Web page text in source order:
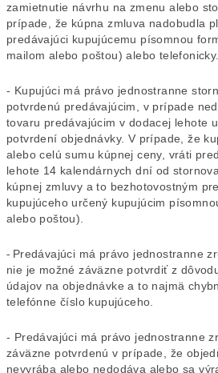
zamietnutie návrhu na zmenu alebo
prípade, že kúpna zmluva nadobudla
predávajúci kupujúcemu písomnou
mailom alebo poštou) alebo
- Kupujúci má právo jednostranne
potvrdenú predávajúcim, v prípade
tovaru predávajúcim v dodacej lehote
potvrdení objednávky. V prípade, že
alebo celú sumu kúpnej ceny, vráti
lehote 14 kalendárnych dní od
kúpnej zmluvy a to bezhotovostným
kupujúceho určený kupujúcim
alebo poštou).
- Predávajúci má právo jednostranne
nie je možné záväzne potvrdiť z
údajov na objednávke a to najmä
telefónne číslo kupujúceho.
- Predávajúci má právo jednostranne
záväzne potvrdenú v prípade, že
nevyrába alebo nedodáva alebo sa